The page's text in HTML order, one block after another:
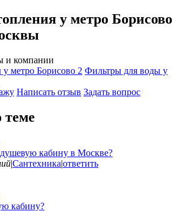
у метро Борисово
и компании
метро Борисово 2 Фильтры для воды у
Написать отзыв Задать вопрос
кабину в Москве?
|Сантехника|ответить
кабину?